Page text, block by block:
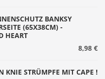
BANKSY
(65X38CM) -
HEART
8,98 €
KNIE STRÜMPFE MIT CAPE !